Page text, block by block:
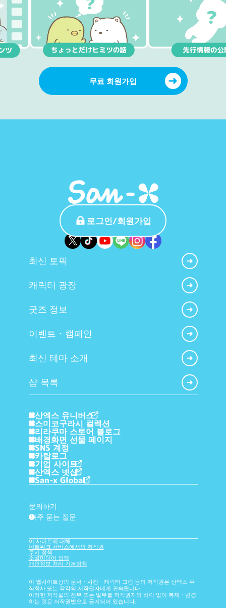
무료 회원가입
로그인/회원가입
최신 토픽
캐릭터 광장
굿즈 정보
이벤트・캠페인
최신 테마 소개
샵 목록
산엑스 유니버스
스미코구라시 컬렉션
리라쿠마 스토어 블로그
배경화면 선물 페이지
SNS 계정
카탈로그
기업 사이트
산엑스 넷샵
San-x Global
문의하기
?
자주 묻는 질문
이 사이트에 대해
네트워크 서비스에서의 저작권
쿠키 정책
소셜미디어 정책
개인정보 처리 기본방침
이 웹사이트상의 문서・사진・캐릭터 그림 등의 저작권은 산엑스 주
식회사 또는 각각의 저작권자에게 귀속됩니다.
이러한 저작물의 전부 또는 일부를 저작권자의 허락 없이 복제・변경
하는 것은 저작권법으로 금지되어 있습니다.